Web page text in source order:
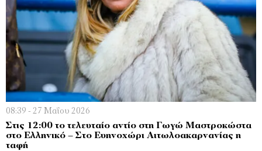
08:39 - 27 Μαΐου 2026
Στις 12:00 το τελευταίο αντίο στη Γωγώ Μαστροκώστα
στο Ελληνικό – Στο Ευηνοχώρι Αιτωλοακαρνανίας η
ταφή